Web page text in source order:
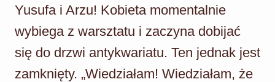
Yusufa i Arzu! Kobieta momentalnie
wybiega z warsztatu i zaczyna dobijać
się do drzwi antykwariatu. Ten jednak jest
zamknięty. „Wiedziałam! Wiedziałam, że